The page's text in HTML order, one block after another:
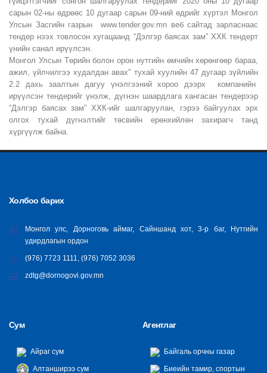
сарын 02-ны өдрөөс 10 дугаар сарын 09-ний өдрийг хүртэл Монгол
Улсын Засгийн газрын www.tender.gov.mn веб сайтад зарласнаас
тендер нээх товлосон хугацаанд “Дэлгэр баясах зам” ХХК тендерт
үнийн санал ирүүлсэн.
Монгол Улсын Төрийн болон орон нутгийн өмчийн хөрөнгөөр бараа,
ажил, үйлчилгээ худалдан авах” тухай хуулийн 47 дугаар зүйлийн
2.2 дахь заалтын дагуу үнэлгээний хороо дээрх компанийн
ирүүлсэн тендерийг үнэлж, дүгнэн шаардлага хангасан тендерээр
“Дэлгэр баясах зам” ХХК-ийг шалгаруулан, гэрээ байгуулах эрх
олгох тухай дүгнэлтийг төсвийн ерөнхийлөн захирагч танд
хүргүүлж байна.
Холбоо барих
Монгол улс, Дорноговь аймаг, Сайншанд хот, 3-р баг, Нутгийн
удирдлагын ордон
(976) 7723 1111, (976) 7052 3036
zdtg@dornogovi.gov.mn
Сум
Айраг сум
Алтанширээ сум
Агентлаг
Байгаль орчны газар
Биеийн тамир, спортын